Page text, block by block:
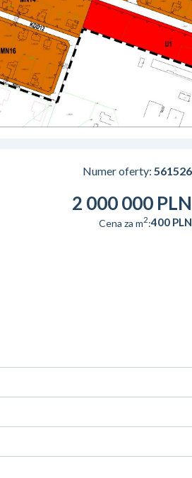
Numer oferty: 561526
2 000 000 PLN
Cena za m2:400 PLN